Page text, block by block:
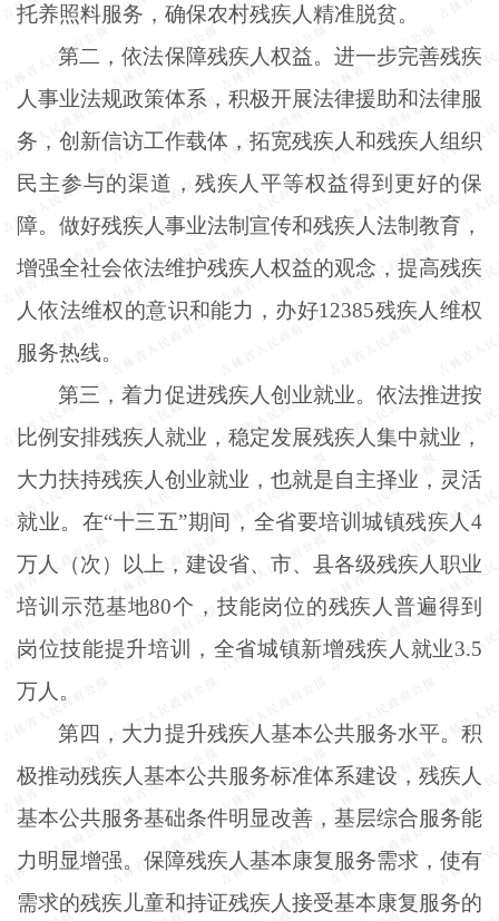
托养照料服务，确保农村残疾人精准脱贫。
第二，依法保障残疾人权益。进一步完善残疾
人事业法规政策体系，积极开展法律援助和法律服
务，创新信访工作载体，拓宽残疾人和残疾人组织
民主参与的渠道，残疾人平等权益得到更好的保
障。做好残疾人事业法制宣传和残疾人法制教育，
增强全社会依法维护残疾人权益的观念，提高残疾
人依法维权的意识和能力，办好12385残疾人维权
服务热线。
第三，着力促进残疾人创业就业。依法推进按
比例安排残疾人就业，稳定发展残疾人集中就业，
大力扶持残疾人创业就业，也就是自主择业，灵活
就业。在“十三五”期间，全省要培训城镇残疾人4
万人（次）以上，建设省、市、县各级残疾人职业
培训示范基地80个，技能岗位的残疾人普遍得到
岗位技能提升培训，全省城镇新增残疾人就业3.5
万人。
第四，大力提升残疾人基本公共服务水平。积
极推动残疾人基本公共服务标准体系建设，残疾人
基本公共服务基础条件明显改善，基层综合服务能
力明显增强。保障残疾人基本康复服务需求，使有
需求的残疾儿童和持证残疾人接受基本康复服务的